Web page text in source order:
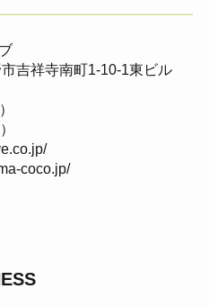
吉祥寺南町1-10-1東ビル
coco.jp/